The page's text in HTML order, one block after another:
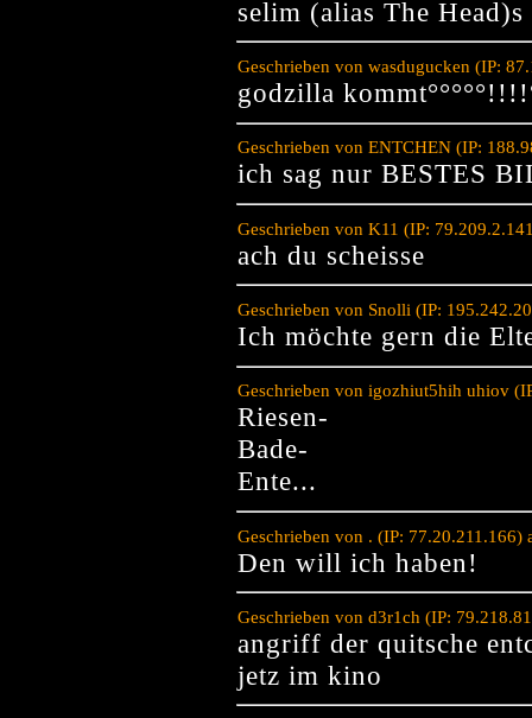
selim (alias The Head)s
Geschrieben von wasdugucken (IP:
godzilla
Geschrieben von ENTCHEN (IP:
ich sag nur BESTES
Geschrieben von K11 (IP:
ach du scheisse
Geschrieben von Snolli (IP:
Ich möchte gern die
Geschrieben von igozhiut5hih uhiov
Riesen-
Bade-
Ente...
Geschrieben von . (IP:
Den will ich haben!
Geschrieben von d3r1ch (IP:
angriff der quitsche
jetz im kino